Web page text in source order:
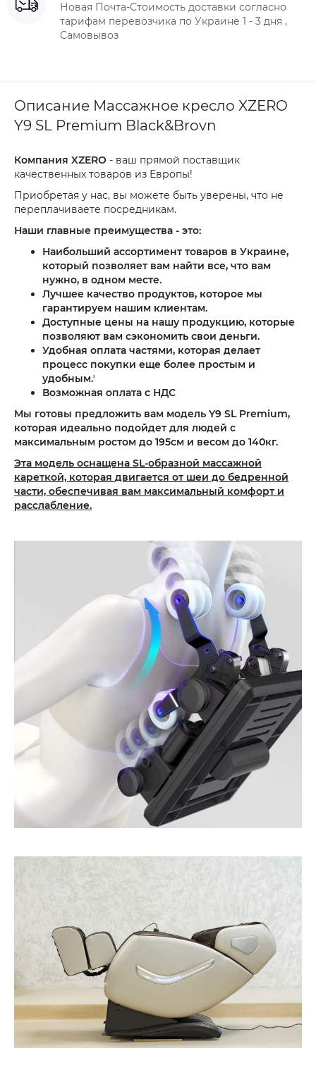
Новая Почта-Стоимость доставки согласно
тарифам перевозчика по Украине 1 - 3 дня ,
Самовывоз
Описание Массажное кресло XZERO
Y9 SL Premium Black&Brovn
Компания XZERO - ваш прямой поставщик
качественных товаров из Европы!
Приобретая у нас, вы можете быть уверены, что не
переплачиваете посредникам.
Наши главные преимущества - это:
Наибольший ассортимент товаров в Украине,
который позволяет вам найти все, что вам
нужно, в одном месте.
Лучшее качество продуктов, которое мы
гарантируем нашим клиентам.
Доступные цены на нашу продукцию, которые
позволяют вам сэкономить свои деньги.
Удобная оплата частями, которая делает
процесс покупки еще более простым и
удобным.ʼ
Возможная оплата с НДС
Мы готовы предложить вам модель Y9 SL Premium,
которая идеально подойдет для людей с
максимальным ростом до 195см и весом до 140кг.
Эта модель оснащена SL-образной массажной
кареткой, которая двигается от шеи до бедренной
части, обеспечивая вам максимальный комфорт и
расслабление.